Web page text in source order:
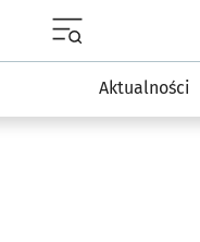
Aktualności